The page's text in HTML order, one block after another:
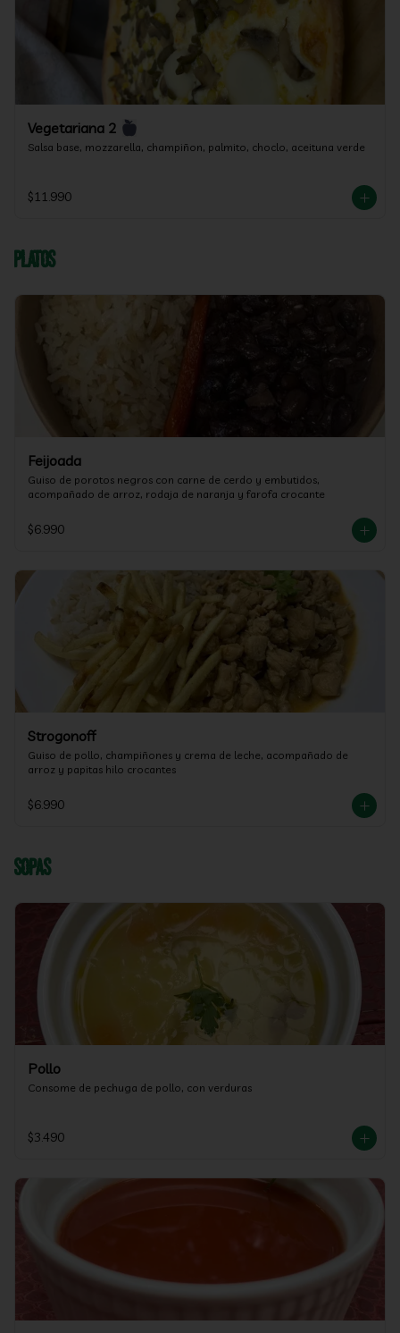
Vegetariana 2
Salsa base, mozzarella, champiñon, palmito, choclo, aceituna verde
$11.990
Platos
Feijoada
Guiso de porotos negros con carne de cerdo y embutidos,
acompañado de arroz, rodaja de naranja y farofa crocante
$6.990
Strogonoff
Guiso de pollo, champiñones y crema de leche, acompañado de
arroz y papitas hilo crocantes
$6.990
Sopas
Pollo
Consome de pechuga de pollo, con verduras
$3.490